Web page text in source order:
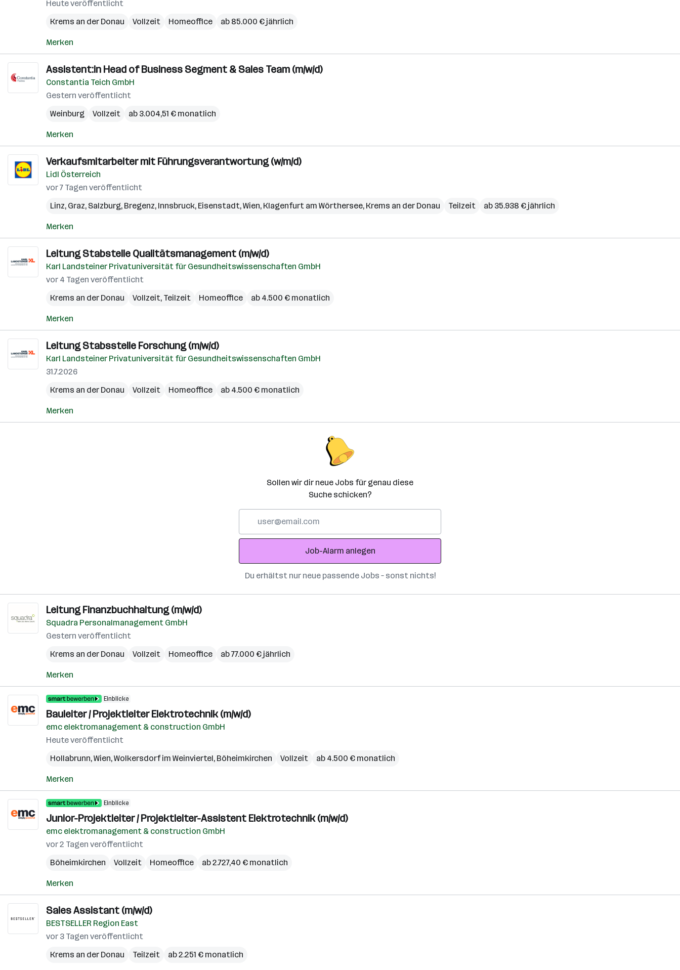
Heute veröffentlicht
Krems an der Donau
Vollzeit Homeoffice ab 85.000 € jährlich
Merken
Assistent:in Head of Business Segment & Sales Team (m/w/d)
Constantia Teich GmbH
Gestern veröffentlicht
Weinburg
Vollzeit ab 3.004,51 € monatlich
Merken
Verkaufsmitarbeiter mit Führungsverantwortung (w/m/d)
Lidl Österreich
vor 7 Tagen veröffentlicht
Linz, Graz, Salzburg, Bregenz, Innsbruck, Eisenstadt,Wien, Klagenfurt am Wörthersee, Krems an der Donau Teilzeit ab 35.938 € jährlich
Merken
Leitung Stabstelle Qualitätsmanagement (m/w/d)
Karl Landsteiner Privatuniversität für Gesundheitswissenschaften GmbH
vor 4 Tagen veröffentlicht
Krems an der Donau
Vollzeit, Teilzeit Homeoffice ab 4.500 € monatlich
Merken
Leitung Stabsstelle Forschung (m/w/d)
Karl Landsteiner Privatuniversität für Gesundheitswissenschaften GmbH
31.7.2026
Krems an der Donau
Vollzeit Homeoffice ab 4.500 € monatlich
Merken
Sollen wir dir neue Jobs für genau diese
Suche schicken?
Adresse
Job-Alarm anlegen
Du erhältst nur neue passende Jobs – sonst nichts!
Leitung Finanzbuchhaltung (m/w/d)
Squadra Personalmanagement GmbH
Gestern veröffentlicht
Krems an der Donau
Vollzeit Homeoffice ab 77.000 € jährlich
Merken
Einblicke
Bauleiter / Projektleiter Elektrotechnik (m/w/d)
emc elektromanagement & construction GmbH
Heute veröffentlicht
Hollabrunn,Wien,Wolkersdorf im Weinviertel, Böheimkirchen Vollzeit ab 4.500 € monatlich
Merken
Einblicke
Junior-Projektleiter / Projektleiter-Assistent Elektrotechnik (m/w/d)
emc elektromanagement & construction GmbH
vor 2 Tagen veröffentlicht
Böheimkirchen
Vollzeit Homeoffice ab 2.727,40 € monatlich
Merken
Sales Assistant (m/w/d)
BESTSELLER Region East
vor 3 Tagen veröffentlicht
Krems an der Donau
Teilzeit ab 2.251 € monatlich